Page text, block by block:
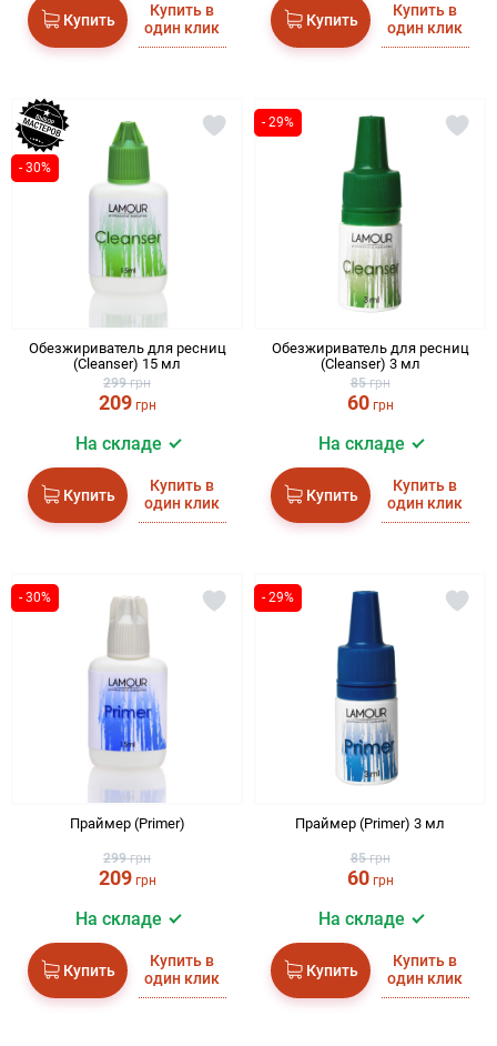
Купить
Купить в
один клик
Купить
Купить в
один клик
- 30%
Обезжириватель для ресниц
(Cleanser) 15 мл
299грн
209грн
На складе
Купить
Купить в
один клик
- 29%
Обезжириватель для ресниц
(Cleanser) 3 мл
85грн
60грн
На складе
Купить
Купить в
один клик
- 30%
Праймер (Primer)
299грн
209грн
На складе
Купить
Купить в
один клик
- 29%
Праймер (Primer) 3 мл
85грн
60грн
На складе
Купить
Купить в
один клик